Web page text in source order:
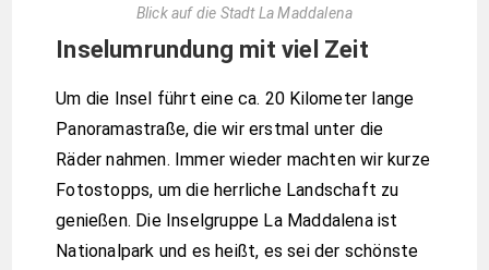
Blick auf die Stadt La Maddalena
Inselumrundung mit viel Zeit
Um die Insel führt eine ca. 20 Kilometer lange
Panoramastraße, die wir erstmal unter die
Räder nahmen. Immer wieder machten wir kurze
Fotostopps, um die herrliche Landschaft zu
genießen. Die Inselgruppe La Maddalena ist
Nationalpark und es heißt, es sei der schönste